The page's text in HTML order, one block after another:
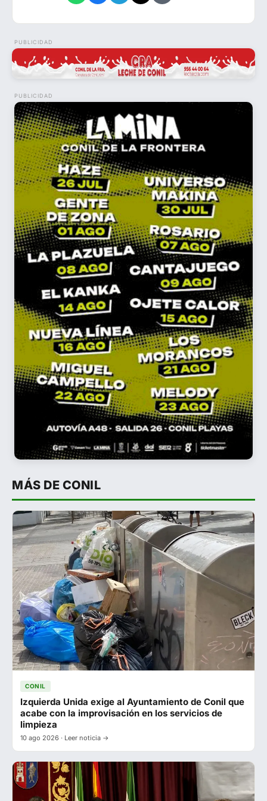
PUBLICIDAD
PUBLICIDAD
MÁS DE CONIL
CONIL
Izquierda Unida exige al Ayuntamiento de Conil que
acabe con la improvisación en los servicios de
limpieza
10 ago 2026 · Leer noticia →